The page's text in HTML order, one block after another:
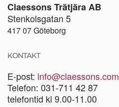
Claessons Trätjära AB
Stenkolsgatan 5
417 07 Göteborg
KONTAKT
E-post: info@claessons.com
Telefon: 031-711 42 87
telefontid kl 9.00-11.00